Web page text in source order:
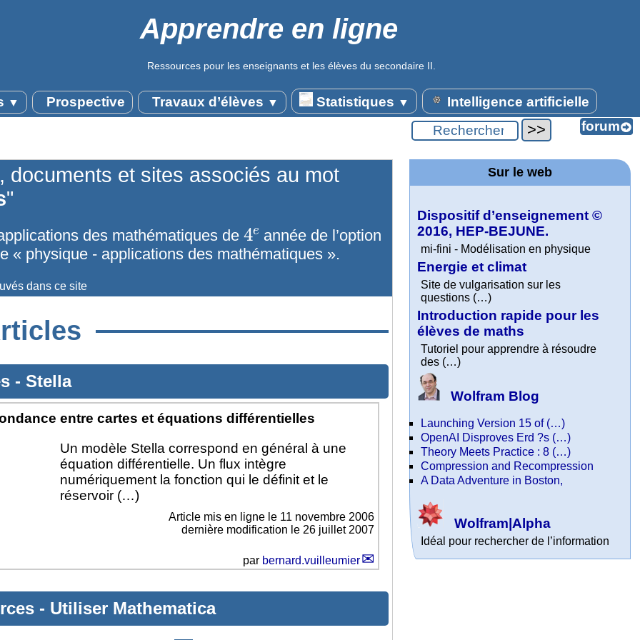
Apprendre en ligne
Ressources pour les enseignants et les élèves du secondaire II.
▼ Prospective Travaux d’élèves ▼ Statistiques ▼ Intelligence artificielle
documents et sites associés au mot
"
des mathématiques de
4e
année de l’option
« physique - applications des mathématiques ».
dans ce site
- Stella
entre cartes et équations différentielles
Un modèle Stella correspond en général à une
équation différentielle. Un flux intègre
numériquement la fonction qui le définit et le
réservoir (…)
Article mis en ligne le 11 novembre 2006
dernière modification le 26 juillet 2007
par bernard.vuilleumier
- Utiliser Mathematica
Sur le web
Dispositif d’enseignement ©
2016, HEP-BEJUNE.
mi-fini - Modélisation en physique
Energie et climat
Site de vulgarisation sur les
questions (…)
Introduction rapide pour les
élèves de maths
Tutoriel pour apprendre à résoudre
des (…)
Wolfram Blog
Launching Version 15 of (…)
OpenAI Disproves Erd ?s (…)
Theory Meets Practice : 8 (…)
Compression and Recompression
A Data Adventure in Boston,
Wolfram|Alpha
Idéal pour rechercher de l’information